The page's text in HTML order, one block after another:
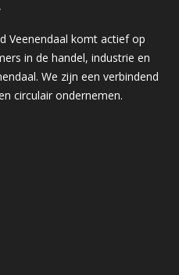
Veenendaal komt actief op
in de handel, industrie en
We zijn een verbindend
circulair ondernemen.